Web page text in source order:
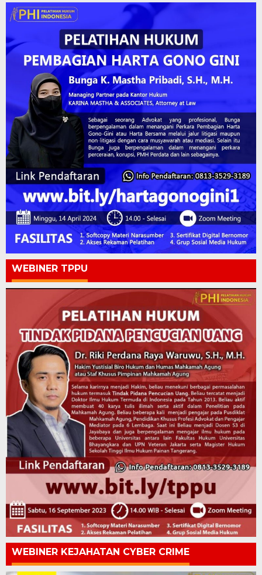
WEBINER TPPU
WEBINER KEJAHATAN CYBER CRIME